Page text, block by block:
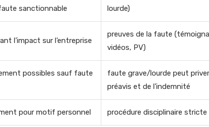
sanctionnable
lourde)
l’impact sur l’entreprise
preuves de la faute
vidéos, PV)
possibles sauf faute
faute grave/lourde peut
préavis et de l’indemnité
pour motif personnel procédure disciplinaire stricte